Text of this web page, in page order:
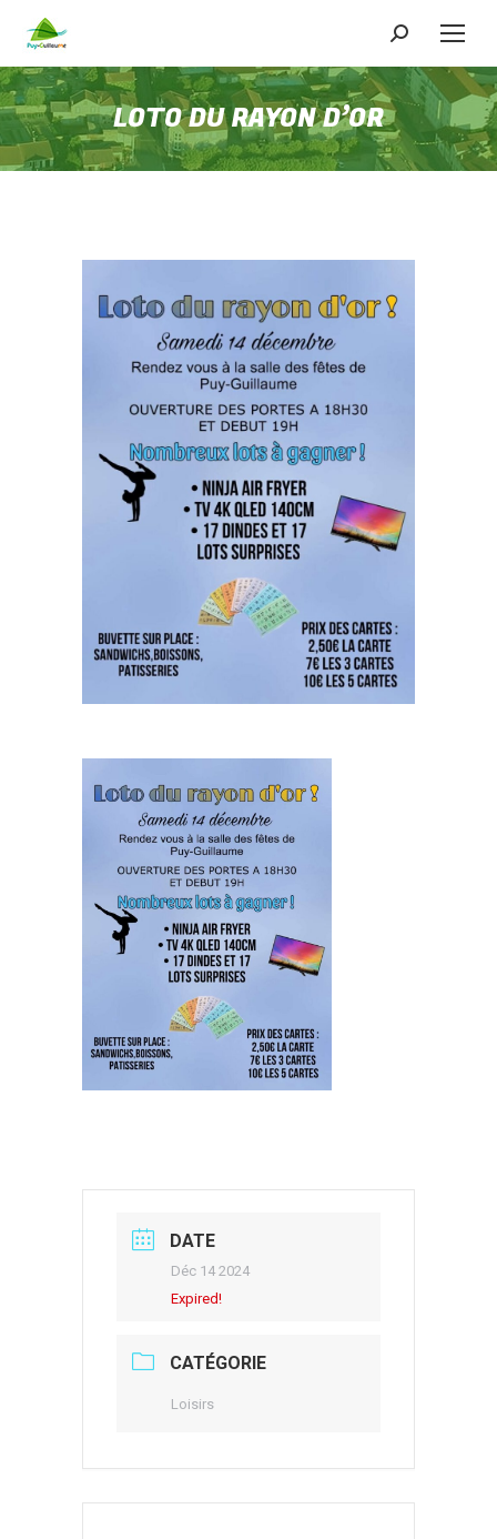
Recherche
:
LOTO DU RAYON D’OR
DATE
Déc 14 2024
Expired!
CATÉGORIE
Loisirs